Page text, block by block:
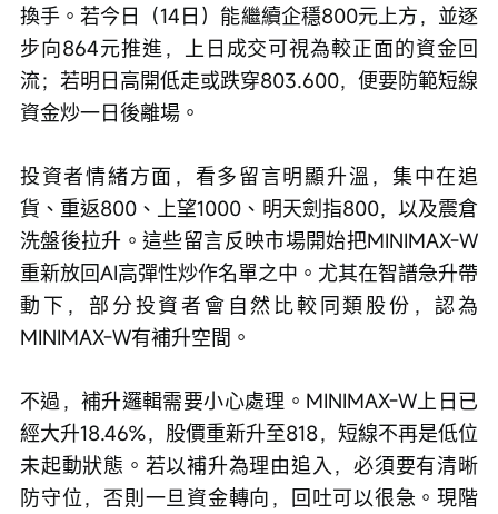
換手。若今日（14日）能繼續企穩800元上方，並逐
步向864元推進，上日成交可視為較正面的資金回
流；若明日高開低走或跌穿803.600，便要防範短線
資金炒一日後離場。
投資者情緒方面，看多留言明顯升溫，集中在追
貨、重返800、上望1000、明天劍指800，以及震倉
洗盤後拉升。這些留言反映市場開始把MINIMAX-W
重新放回AI高彈性炒作名單之中。尤其在智譜急升帶
動下，部分投資者會自然比較同類股份，認為
MINIMAX-W有補升空間。
不過，補升邏輯需要小心處理。MINIMAX-W上日已
經大升18.46%，股價重新升至818，短線不再是低位
未起動狀態。若以補升為理由追入，必須要有清晰
防守位，否則一旦資金轉向，回吐可以很急。現階